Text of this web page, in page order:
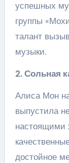
успешных
группы
талант
музыки.
2. Сольная
Алиса Мон
выпустила
настоящими
достойное